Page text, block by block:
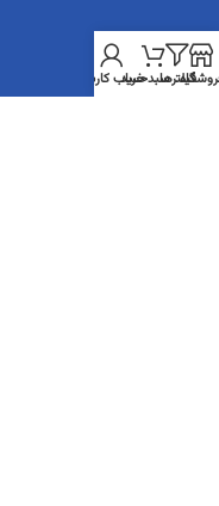
فیلترهاسبد خریدحساب کاربری